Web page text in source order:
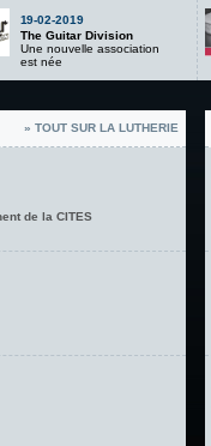
19-02-2019
The Guitar Division
Une nouvelle association
est née
» TOUT SUR LA LUTHERIE
de la CITES